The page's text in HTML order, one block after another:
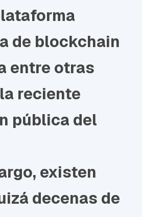
de blockchain
entre otras
reciente
pública del
existen
decenas de